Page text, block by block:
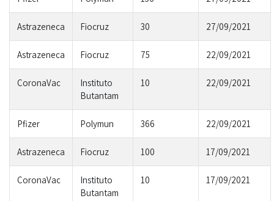
Astrazeneca Fiocruz 30 27/09/2021
Astrazeneca Fiocruz 75 22/09/2021
CoronaVac
Instituto
Butantam
10 22/09/2021
Pfizer Polymun 366 22/09/2021
Astrazeneca Fiocruz 100 17/09/2021
CoronaVac
Instituto
Butantam
10 17/09/2021